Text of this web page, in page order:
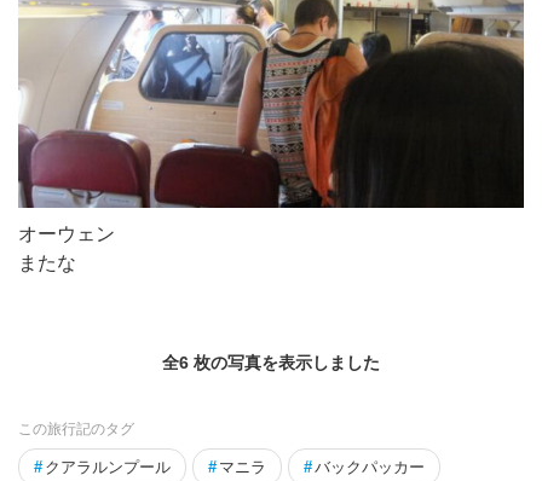
オーウェン
またな
全6 枚の写真を表示しました
この旅行記のタグ
# クアラルンプール # マニラ #バックパッカー